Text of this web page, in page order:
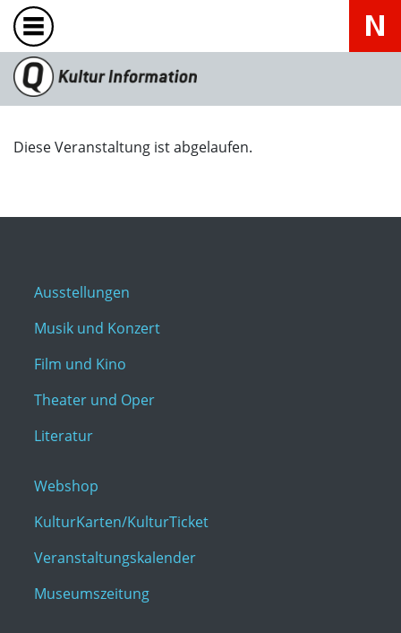
Diese Veranstaltung ist abgelaufen.
Ausstellungen
Musik und Konzert
Film und Kino
Theater und Oper
Literatur
Webshop
KulturKarten/KulturTicket
Veranstaltungskalender
Museumszeitung